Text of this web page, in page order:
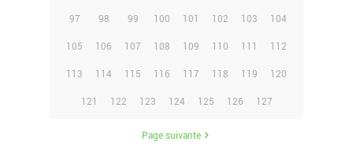
97 98 99 100 101 102 103 104
105 106 107 108 109 110 111 112
113 114 115 116 117 118 119 120
121 122 123 124 125 126 127
Page suivante